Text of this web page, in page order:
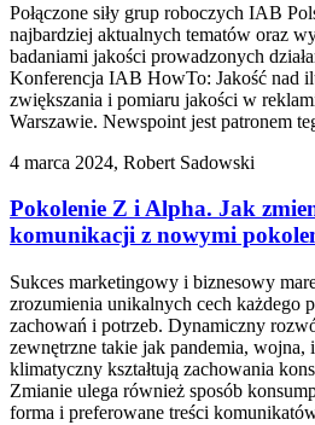
Połączone siły grup roboczych IAB
najbardziej aktualnych tematów oraz
badaniami jakości prowadzonych
Konferencja IAB HowTo: Jakość nad
zwiększania i pomiaru jakości w
Warszawie. Newspoint jest patronem
4 marca 2024, Robert Sadowski
Pokolenie Z i Alpha. Jak
komunikacji z nowymi
Sukces marketingowy i biznesowy
zrozumienia unikalnych cech każdego
zachowań i potrzeb. Dynamiczny
zewnętrzne takie jak pandemia,
klimatyczny kształtują zachowania
Zmianie ulega również sposób
forma i preferowane treści